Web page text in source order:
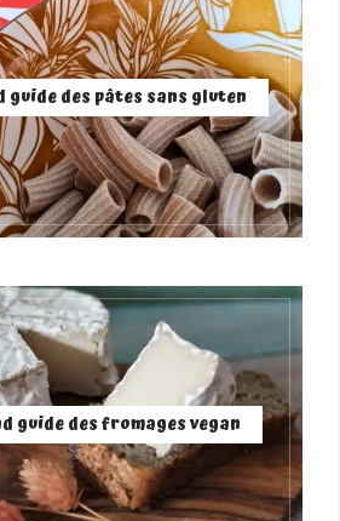
guide des pâtes sans gluten
guide des fromages vegan